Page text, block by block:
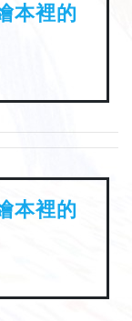
本裡的
本裡的